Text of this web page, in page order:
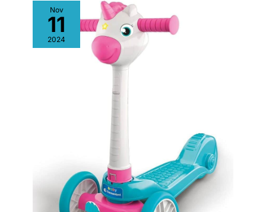
utilisons, sans BPA,
peinture non toxique. A
passé des tests de
chimique bien au-delà
des normes américaines
Nov
11
2024